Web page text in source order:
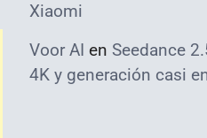
Xiaomi
Voor AI en Seedance
4K y generación casi